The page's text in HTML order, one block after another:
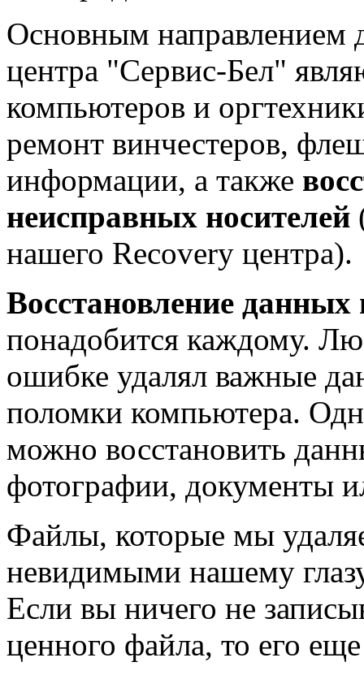
Основным направлением
центра "Сервис-Бел"
компьютеров и
ремонт винчестеров,
информации, а также
неисправных носителей
нашего Recovery центра).
Восстановление данных
понадобится каждому.
ошибке удалял важные
поломки компьютера.
можно восстановить
фотографии, документы
Файлы, которые мы
невидимыми нашему
Если вы ничего не
ценного файла, то его